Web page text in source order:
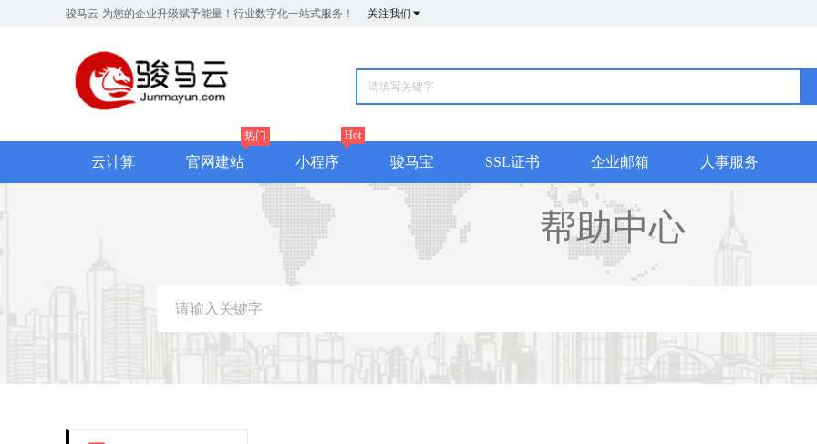
骏马云-为您的企业升级赋予能量！行业数字化一站式服务！ 关注我们
云计算 官网建站
热门
小程序
Hot
骏马宝 SSL证书 企业邮箱 人事服务
帮助中心